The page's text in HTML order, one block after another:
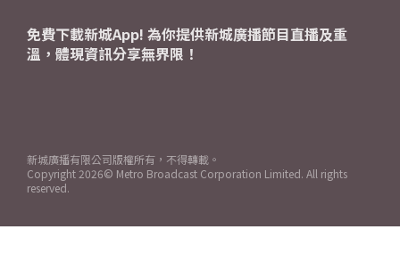
免費下載新城App! 為你提供新城廣播節目直播及重
溫，體現資訊分享無界限！
新城廣播有限公司版權所有，不得轉載。
Copyright 2026© Metro Broadcast Corporation Limited. All rights
reserved.